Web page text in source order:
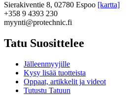
Sierakiventie 8, 02780 Espoo [kartta]
+358 9 4393 230
myynti@protechnic.fi
Tatu Suosittelee
Jälleenmyyjille
Kysy lisää tuotteista
Oppaat, artikkelit ja videot
Tutustu Tatuun